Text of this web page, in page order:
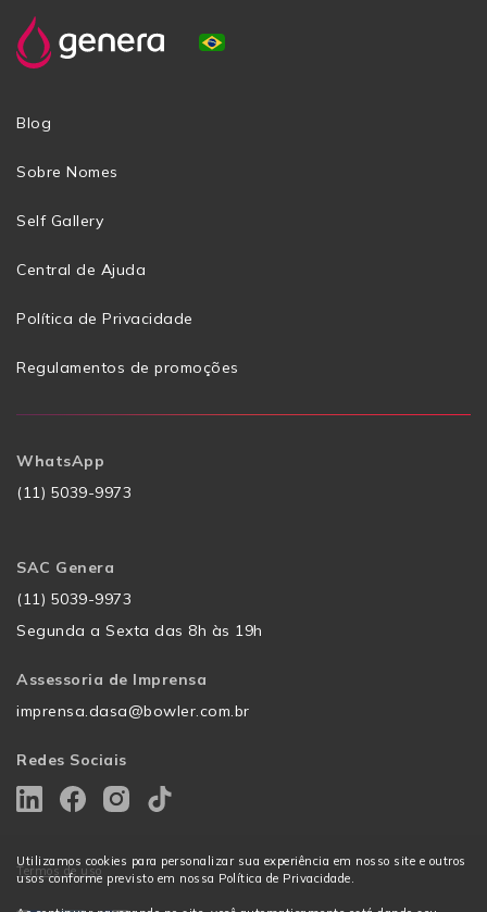
Utilizamos cookies para personalizar sua experiência em nosso site e outros
usos conforme previsto em nossa Política de Privacidade.
Blog
Sobre Nomes
Self Gallery
Central de Ajuda
Política de Privacidade
Regulamentos de promoções
WhatsApp
(11) 5039-9973
SAC Genera
(11) 5039-9973
Segunda a Sexta das 8h às 19h
Assessoria de Imprensa
imprensa.dasa@bowler.com.br
Redes Sociais
Termos de uso